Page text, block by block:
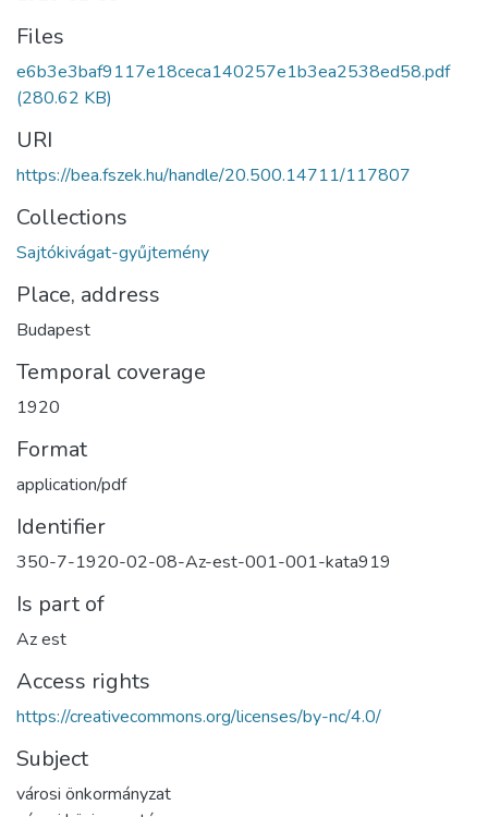
Files
e6b3e3baf9117e18ceca140257e1b3ea2538ed58.pdf
(280.62 KB)
URI
https://bea.fszek.hu/handle/20.500.14711/117807
Collections
Sajtókivágat-gyűjtemény
Place, address
Budapest
Temporal coverage
1920
Format
application/pdf
Identifier
350-7-1920-02-08-Az-est-001-001-kata919
Is part of
Az est
Access rights
https://creativecommons.org/licenses/by-nc/4.0/
Subject
városi önkormányzat